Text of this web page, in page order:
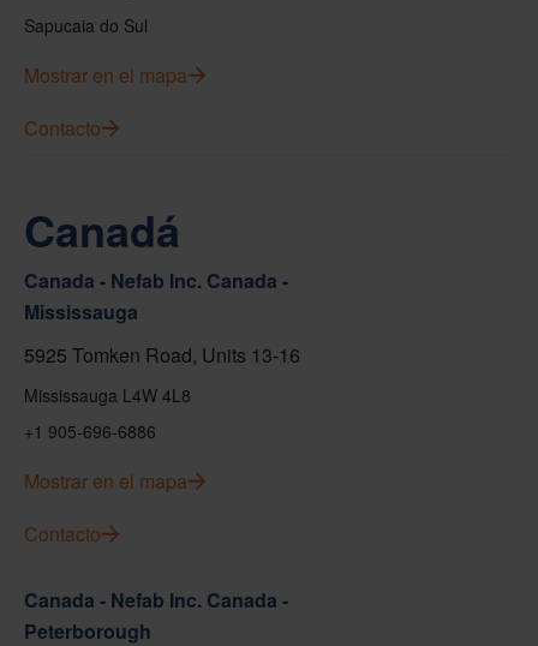
Sapucaia do Sul
Mostrar en el mapa
Contacto
Canadá
Canada - Nefab Inc. Canada -
Mississauga
5925 Tomken Road, Units 13-16
Mississauga L4W 4L8
+1 905-696-6886
Mostrar en el mapa
Contacto
Canada - Nefab Inc. Canada -
Peterborough